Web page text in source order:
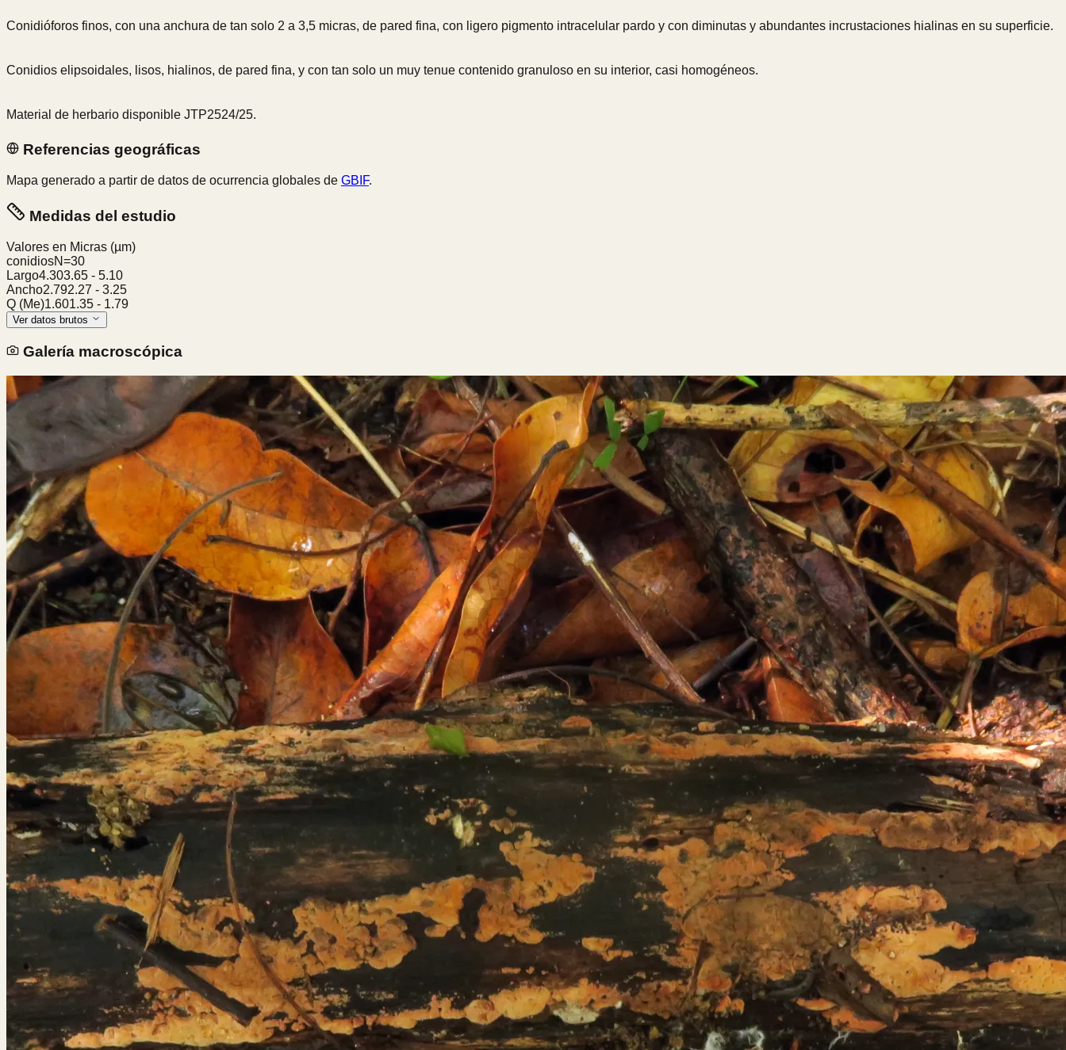
Conidióforos finos, con una anchura de tan solo 2 a 3,5 micras, de pared fina, con ligero pigmento intracelular pardo y con diminutas y abundantes incrustaciones hialinas en su superficie.
Conidios elipsoidales, lisos, hialinos, de pared fina, y con tan solo un muy tenue contenido granuloso en su interior, casi homogéneos.
Material de herbario disponible JTP2524/25.
Referencias geográficas
Mapa generado a partir de datos de ocurrencia globales de GBIF.
Medidas del estudio
Valores en Micras (µm)
conidiosN=30
Largo4.303.65 - 5.10
Ancho2.792.27 - 3.25
Q (Me)1.601.35 - 1.79
Ver datos brutos
Galería macroscópica